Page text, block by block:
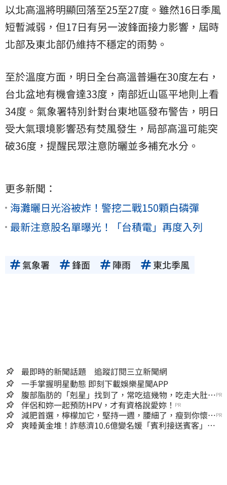
以北高溫將明顯回落至25至27度。雖然16日季風
短暫減弱，但17日有另一波鋒面接力影響，屆時
北部及東北部仍維持不穩定的雨勢。
至於溫度方面，明日全台高溫普遍在30度左右，
台北盆地有機會達33度，南部近山區平地則上看
34度。氣象署特別針對台東地區發布警告，明日
受大氣環境影響恐有焚風發生，局部高溫可能突
破36度，提醒民眾注意防曬並多補充水分。
更多新聞：
海灘曬日光浴被炸！警挖二戰150顆白磷彈
最新注意股名單曝光！「台積電」再度入列
氣象署 鋒面 陣雨 東北季風
最即時的新聞話題 追蹤訂閱三立新聞網
一手掌握明星動態 即刻下載娛樂星聞APP
腹部脂肪的「剋星」找到了，常吃這幾物，吃走大肚
囊，瘦出小蠻腰
PR
伴侶和妳一起預防HPV，才有資格說愛妳！ PR
減肥首選，檸檬加它，堅持一週，腰細了，瘦到你懷疑
人生
PR
爽睡黃金堆！詐慈濟10.6億變名媛「賓利接送賓客」女